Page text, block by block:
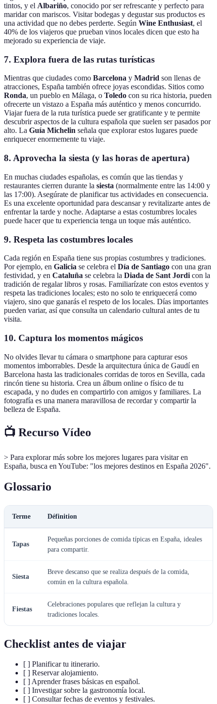
tintos, y el Albariño, conocido por ser refrescante y perfecto para
maridar con mariscos. Visitar bodegas y degustar sus productos es
una actividad que no debes perderte. Según Wine Enthusiast, el
40% de los viajeros que prueban vinos locales dicen que esto ha
mejorado su experiencia de viaje.
7. Explora fuera de las rutas turísticas
Mientras que ciudades como Barcelona y Madrid son llenas de
atracciones, España también ofrece joyas escondidas. Sitios como
Ronda, un pueblo en Málaga, o Toledo con su rica historia, pueden
ofrecerte un vistazo a España más auténtico y menos concurrido.
Viajar fuera de la ruta turística puede ser gratificante y te permite
descubrir aspectos de la cultura española que suelen ser pasados por
alto. La Guía Michelin señala que explorar estos lugares puede
enriquecer enormemente tu viaje.
8. Aprovecha la siesta (y las horas de apertura)
En muchas ciudades españolas, es común que las tiendas y
restaurantes cierren durante la siesta (normalmente entre las 14:00 y
las 17:00). Asegúrate de planificar tus actividades en consecuencia.
Es una excelente oportunidad para descansar y revitalizarte antes de
enfrentar la tarde y noche. Adaptarse a estas costumbres locales
puede hacer que tu experiencia tenga un toque más auténtico.
9. Respeta las costumbres locales
Cada región en España tiene sus propias costumbres y tradiciones.
Por ejemplo, en Galicia se celebra el Día de Santiago con una gran
festividad, y en Cataluña se celebra la Diada de Sant Jordi con la
tradición de regalar libros y rosas. Familiarízate con estos eventos y
respeta las tradiciones locales; esto no solo te enriquecerá como
viajero, sino que ganarás el respeto de los locales. Días importantes
pueden variar, así que consulta un calendario cultural antes de tu
visita.
10. Captura los momentos mágicos
No olvides llevar tu cámara o smartphone para capturar esos
momentos imborrables. Desde la arquitectura única de Gaudí en
Barcelona hasta las tradicionales corridas de toros en Sevilla, cada
rincón tiene su historia. Crea un álbum online o físico de tu
escapada, y no dudes en compartirlo con amigos y familiares. La
fotografía es una manera maravillosa de recordar y compartir la
belleza de España.
📺 Recurso Vídeo
> Para explorar más sobre los mejores lugares para visitar en
España, busca en YouTube: "los mejores destinos en España 2026".
Glossario
Terme Définition
Tapas
Pequeñas porciones de comida típicas en España, ideales
para compartir.
Siesta
Breve descanso que se realiza después de la comida,
común en la cultura española.
Fiestas
Celebraciones populares que reflejan la cultura y
tradiciones locales.
Checklist antes de viajar
[ ] Planificar tu itinerario.
[ ] Reservar alojamiento.
[ ] Aprender frases básicas en español.
[ ] Investigar sobre la gastronomía local.
[ ] Consultar fechas de eventos y festivales.